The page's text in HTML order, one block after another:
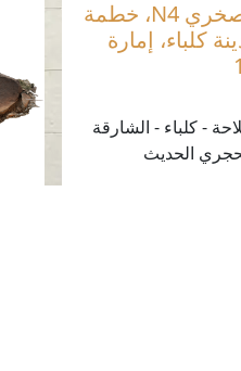
النقش الصخري N4، خطمة
كلباء، إمارة
- كلباء - الشارقة
الحديث